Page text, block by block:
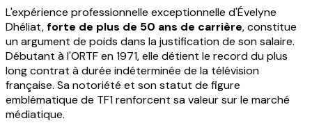
L'expérience professionnelle exceptionnelle d'Évelyne
Dhéliat,forte de plus de 50 ans de carrière, constitue
un argument de poids dans la justification de son salaire.
Débutant à l'ORTF en 1971, elle détient le record du plus
long contrat à durée indéterminée de la télévision
française. Sa notoriété et son statut de figure
emblématique de TF1 renforcent sa valeur sur le marché
médiatique.